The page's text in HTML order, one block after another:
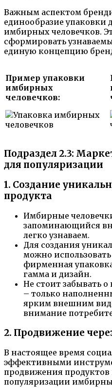
Важным аспектом
единообразие упаковки
имбирных человечков.
сформировать
единую концепцию
Пример упаковки
имбирных
человечков:
Подраздел 2.3:
для популяризации
1. Создание
продукта
Имбирные
запоминающийся
легко узнаваем.
Для создания
можно
фирменная
гамма и дизайн.
Не стоит забывать
– только
ярким внешним
внимание
2. Продвижение
В настоящее время
эффективными
продвижения продуктов
популяризации